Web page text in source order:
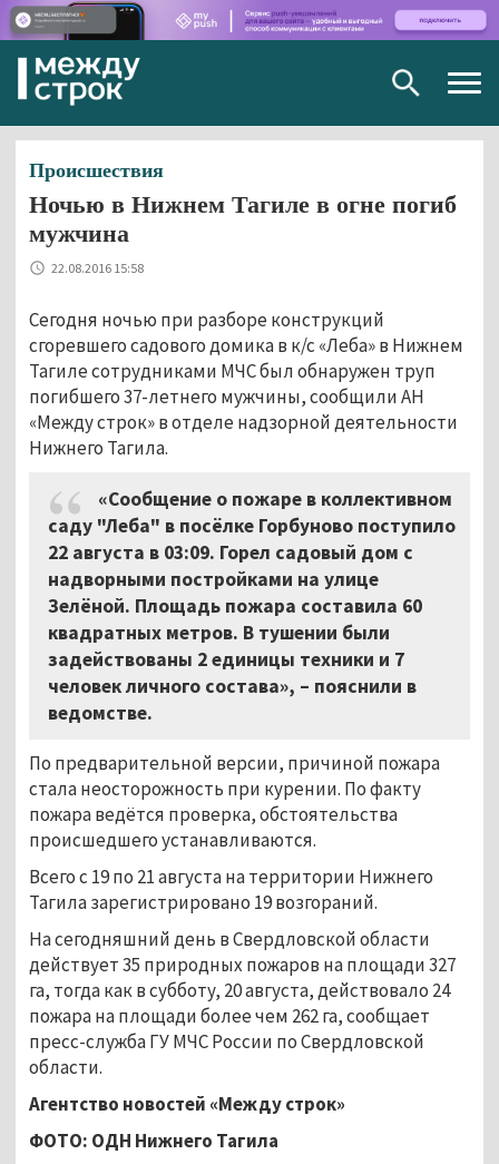
Происшествия
Ночью в Нижнем Тагиле в огне погиб
мужчина
22.08.2016 15:58
Сегодня ночью при разборе конструкций
сгоревшего садового домика в к/с «Леба» в Нижнем
Тагиле сотрудниками МЧС был обнаружен труп
погибшего 37-летнего мужчины, сообщили АН
«Между строк» в отделе надзорной деятельности
Нижнего Тагила.
«Сообщение о пожаре в коллективном
саду "Леба" в посёлке Горбуново поступило
22 августа в 03:09. Горел садовый дом с
надворными постройками на улице
Зелёной. Площадь пожара составила 60
квадратных метров. В тушении были
задействованы 2 единицы техники и 7
человек личного состава», – пояснили в
ведомстве.
По предварительной версии, причиной пожара
стала неосторожность при курении. По факту
пожара ведётся проверка, обстоятельства
происшедшего устанавливаются.
Всего с 19 по 21 августа на территории Нижнего
Тагила зарегистрировано 19 возгораний.
На сегодняшний день в Свердловской области
действует 35 природных пожаров на площади 327
га, тогда как в субботу, 20 августа, действовало 24
пожара на площади более чем 262 га, сообщает
пресс-служба ГУ МЧС России по Свердловской
области.
Агентство новостей «Между строк»
ФОТО: ОДН Нижнего Тагила